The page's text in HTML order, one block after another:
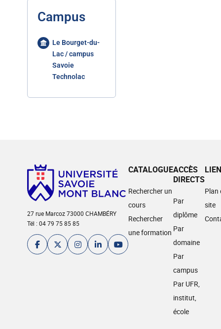
Campus
Le Bourget-du-
Lac / campus
Savoie
Technolac
27 rue Marcoz 73000 CHAMBÉRY
Tél : 04 79 75 85 85
CATALOGUE
Rechercher un
cours
Rechercher
une formation
ACCÈS
DIRECTS
Par
diplôme
Par
domaine
Par
campus
Par UFR,
institut,
école
Plan
site